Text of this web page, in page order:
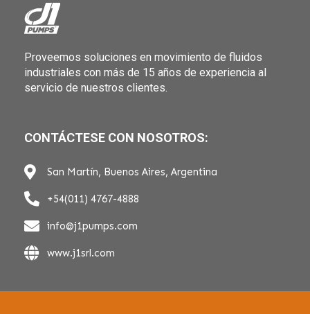
Proveemos soluciones en movimiento de fluidos
industriales con más de 15 años de experiencia al
servicio de nuestros clientes.
CONTÁCTESE CON NOSOTROS:
San Martín, Buenos Aires, Argentina
+54(011) 4767-4888
info@j1pumps.com
www.j1srl.com